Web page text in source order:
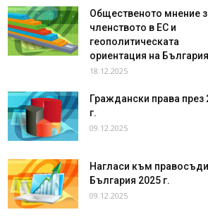
Общественото мнение
членството в ЕС и
геополитическата
ориентация на България
18.12.2025
Граждански права през
г.
09.12.2025
Нагласи към
България 2025 г.
09.12.2025